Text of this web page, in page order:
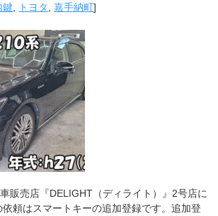
トヨタ ,嘉手納町]
販売店『DELIGHT（ディライト）』2号店に
頼はスマートキーの追加登録です。追加登